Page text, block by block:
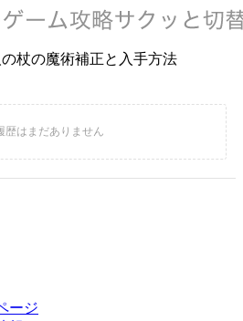
杖の魔術補正と入手方法
ージ